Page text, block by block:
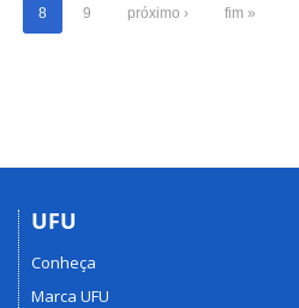
8 9 próximo › fim »
UFU
Conheça
Marca UFU